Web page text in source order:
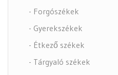
- Forgószékek
- Gyerekszékek
- Étkező székek
- Tárgyaló székek